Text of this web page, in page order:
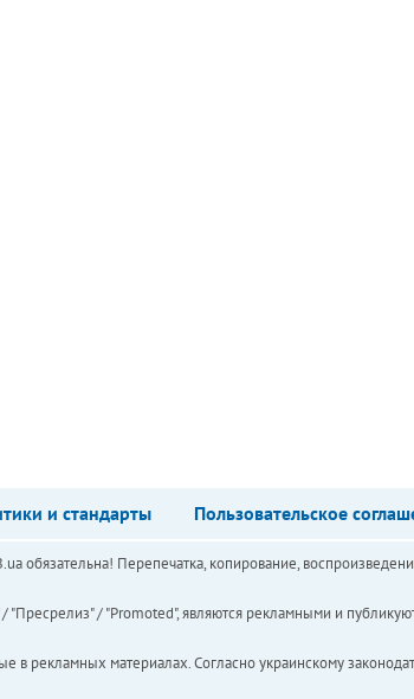
и стандарты Пользовательское
обязательна! Перепечатка, копирование,
/ "Promoted", являются рекламными и
рекламных материалах. Согласно украинскому